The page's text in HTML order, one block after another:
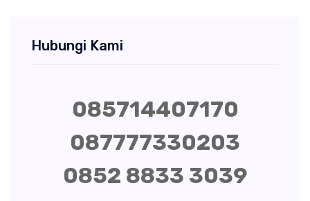
Hubungi Kami
085714407170
087777330203
0852 8833 3039